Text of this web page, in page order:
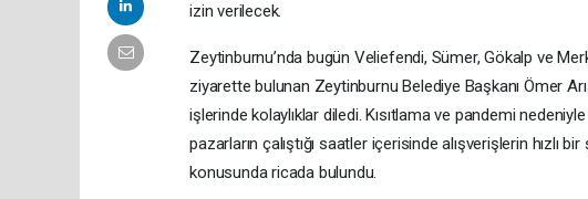
izin verilecek.
Zeytinburnu’nda bugün Veliefendi, Sümer, Gökalp ve
ziyarette bulunan Zeytinburnu Belediye Başkanı Ömer
işlerinde kolaylıklar diledi. Kısıtlama ve pandemi
pazarların çalıştığı saatler içerisinde alışverişlerin hızlı
konusunda ricada bulundu.